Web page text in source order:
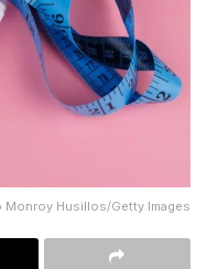
Monroy Husillos/Getty Images